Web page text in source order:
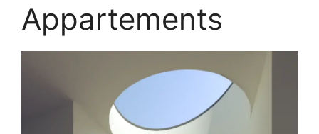
Appartements